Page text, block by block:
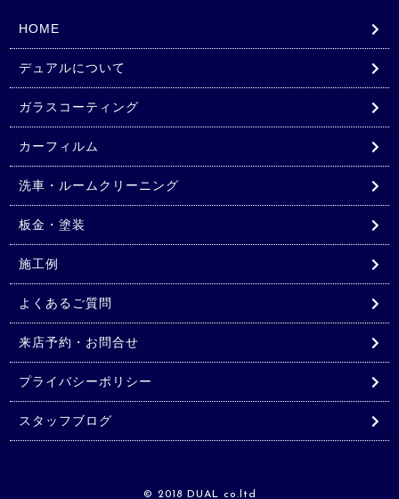
HOME
デュアルについて
ガラスコーティング
カーフィルム
洗車・ルームクリーニング
板金・塗装
施工例
よくあるご質問
来店予約・お問合せ
プライバシーポリシー
スタッフブログ
© 2018 DUAL co.ltd